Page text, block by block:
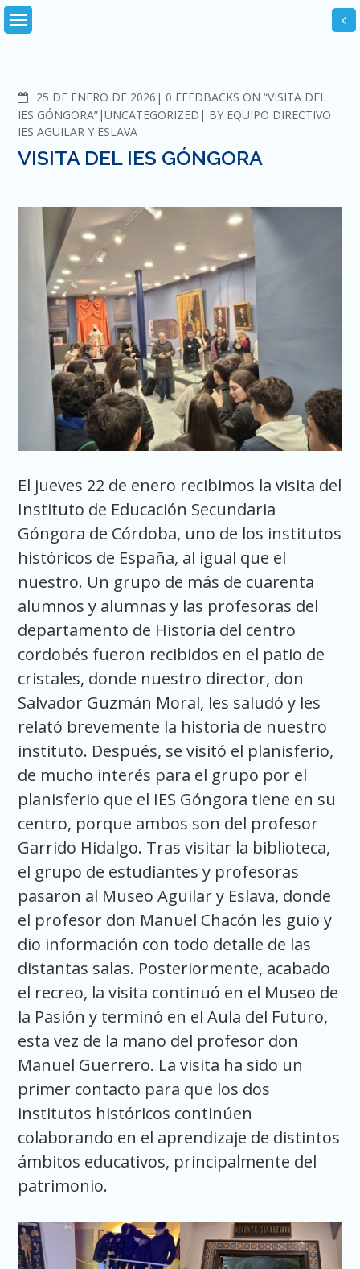
Skip
to
25 DE ENERO DE 2026 COMMENTS
0 FEEDBACKS ON “VISITA DEL
IES GÓNGORA” UNCATEGORIZED BY EQUIPO DIRECTIVO
IES AGUILAR Y ESLAVA
VISITA DEL IES GÓNGORA
El jueves 22 de enero recibimos la visita del
Instituto de Educación Secundaria
Góngora de Córdoba, uno de los institutos
históricos de España, al igual que el
nuestro. Un grupo de más de cuarenta
alumnos y alumnas y las profesoras del
departamento de Historia del centro
cordobés fueron recibidos en el patio de
cristales, donde nuestro director, don
Salvador Guzmán Moral, les saludó y les
relató brevemente la historia de nuestro
instituto. Después, se visitó el planisferio,
de mucho interés para el grupo por el
planisferio que el IES Góngora tiene en su
centro, porque ambos son del profesor
Garrido Hidalgo. Tras visitar la biblioteca,
el grupo de estudiantes y profesoras
pasaron al Museo Aguilar y Eslava, donde
el profesor don Manuel Chacón les guio y
dio información con todo detalle de las
distantas salas. Posteriormente, acabado
el recreo, la visita continuó en el Museo de
la Pasión y terminó en el Aula del Futuro,
esta vez de la mano del profesor don
Manuel Guerrero. La visita ha sido un
primer contacto para que los dos
institutos históricos continúen
colaborando en el aprendizaje de distintos
ámbitos educativos, principalmente del
patrimonio.